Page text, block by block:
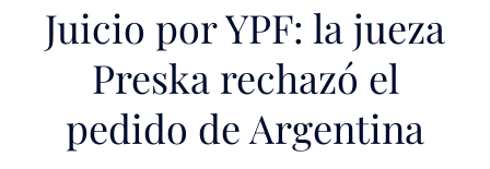
Juicio por YPF: la jueza
Preska rechazó el
pedido de Argentina